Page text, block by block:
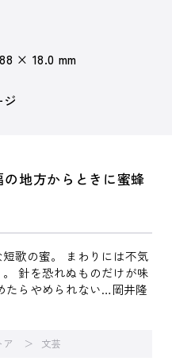
× 18.0 mm
地方からときに蜜蜂
歌の蜜。 まわりには不気
針を恐れぬものだけが味
たらやめられない…岡井隆
ア 文芸